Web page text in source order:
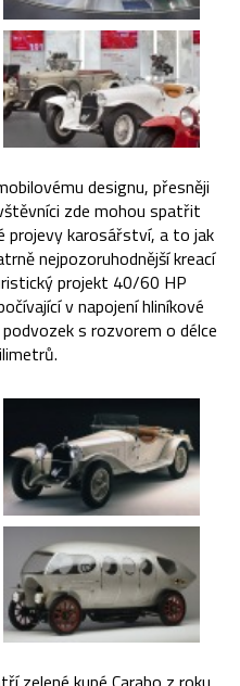
designu, přesněji
zde mohou spatřit
projevy karosářství, a to jak
nejpozoruhodnější kreací
projekt 40/60 HP
v napojení hliníkové
s rozvorem o délce